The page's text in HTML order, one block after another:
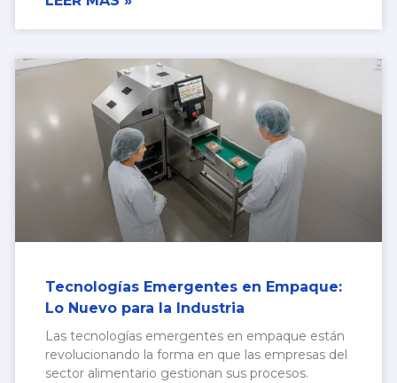
Tecnologías Emergentes en Empaque:
Lo Nuevo para la Industria
Las tecnologías emergentes en empaque están
revolucionando la forma en que las empresas del
sector alimentario gestionan sus procesos.